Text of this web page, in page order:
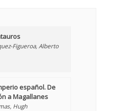
Figueroa, Alberto
español. De
a Magallanes
Hugh